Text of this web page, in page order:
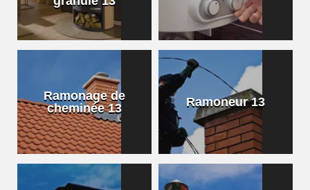
Ramonage de
cheminée 13
Ramoneur 13